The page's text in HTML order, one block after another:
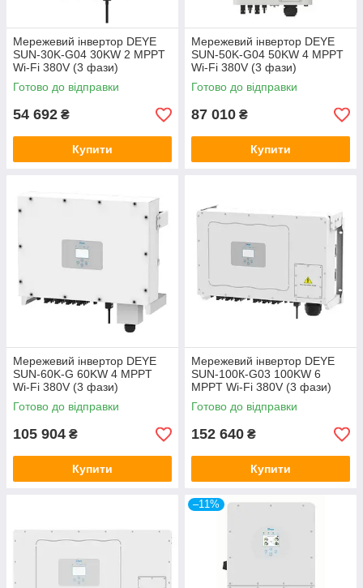
Мережевий інвертор DEYE
SUN-30K-G04 30KW 2 MPPT
Wi-Fi 380V (3 фази)
Готово до відправки
54 692 ₴
Купити
Мережевий інвертор DEYE
SUN-50K-G04 50KW 4 MPPT
Wi-Fi 380V (3 фази)
Готово до відправки
87 010 ₴
Купити
Мережевий інвертор DEYE
SUN-60K-G 60KW 4 MPPT
Wi-Fi 380V (3 фази)
Готово до відправки
105 904 ₴
Купити
Мережевий інвертор DEYE
SUN-100К-G03 100KW 6
MPPT Wi-Fi 380V (3 фази)
Готово до відправки
152 640 ₴
Купити
–11%